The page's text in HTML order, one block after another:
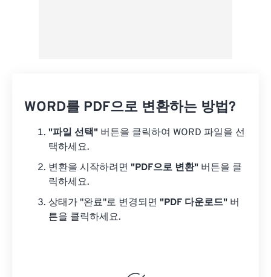
WORD를 PDF으로 변환하는 방법?
"파일 선택" 버튼을 클릭하여 WORD 파일을 선
택하세요.
변환을 시작하려면 "PDF으로 변환" 버튼을 클
릭하세요.
상태가 "완료"로 변경되면 "PDF 다운로드" 버
튼을 클릭하세요.